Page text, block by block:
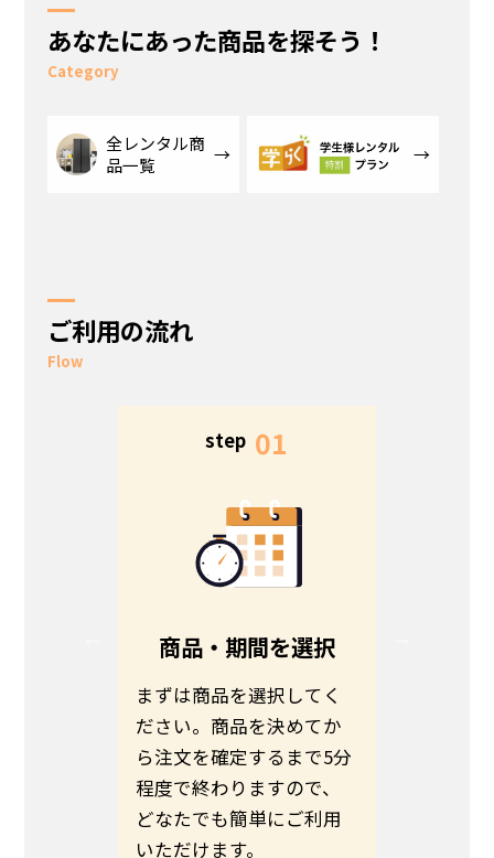
あなたにあった商品を探そう！
Category
全レンタル商
品一覧
ご利用の流れ
Flow
step 01
商品・期間を選択
まずは商品を選択してく
ださい。商品を決めてか
ら注文を確定するまで5分
程度で終わりますので、
どなたでも簡単にご利用
いただけます。